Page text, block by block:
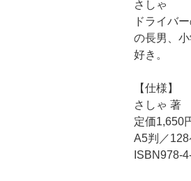
さしゃ
ドライバ
の長男、
好き。
【仕様】
さしゃ 著
定価1,650
A5判／
ISBN978-